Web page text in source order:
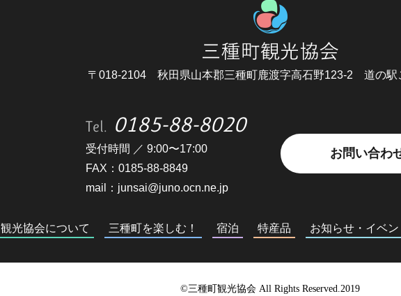
〒018-2104 秋田県山本郡三種町鹿渡字高石野123-2 道の駅
Tel. 0185-88-8020
受付時間 ／ 9:00〜17:00
FAX：0185-88-8849
mail：junsai@juno.ocn.ne.jp
お問い合わ
観光協会について 三種町を楽しむ！ 宿泊 特産品 お知らせ・イベン
©三種町観光協会 All Rights Reserved.2019